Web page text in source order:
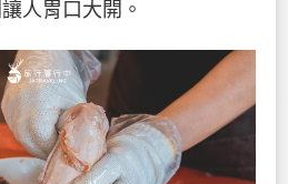
人胃口大開。